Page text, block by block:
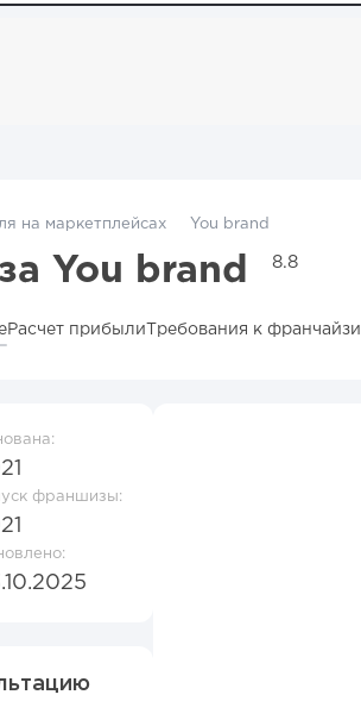
на маркетплейсах You brand
You brand 8.8
Расчет прибыли Требования к франчайзи
франшизы: